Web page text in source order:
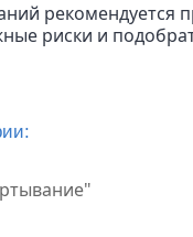
рекомендуется
риски и